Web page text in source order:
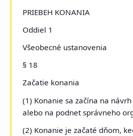
PRIEBEH KONANIA
Oddiel 1
Všeobecné ustanovenia
§ 18
Začatie konania
(1) Konanie sa začína na
alebo na podnet správneho
(2) Konanie je začaté dňom,